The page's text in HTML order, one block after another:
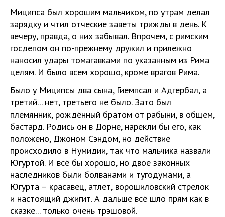
Миципса был хорошим мальчиком, по утрам делал
зарядку и чтил отческие заветы трижды в день. К
вечеру, правда, о них забывал. Впрочем, с римским
госдепом он по-прежнему дружил и прилежно
наносил удары томагавками по указанным из Рима
целям. И было всем хорошо, кроме врагов Рима.
Было у Миципсы два сына, Гиемпсал и Адгербал, а
третий... нет, третьего не было. Зато был
племянник, рождённый братом от рабыни, в общем,
бастард. Родись он в Дорне, нарекли бы его, как
положено, Джоном Сэндом, но действие
происходило в Нумидии, так что мальчика назвали
Югуртой. И всё бы хорошо, но двое законных
наследников были болванами и тугодумами, а
Югурта – красавец, атлет, ворошиловский стрелок
и настоящий джигит. А дальше всё шло прям как в
сказке... только очень трэшовой.